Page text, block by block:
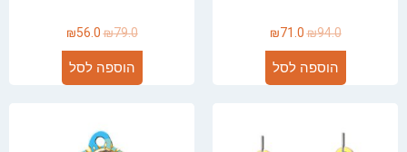
₪94.0
₪71.0
הוספה לסל
₪79.0
₪56.0
הוספה לסל